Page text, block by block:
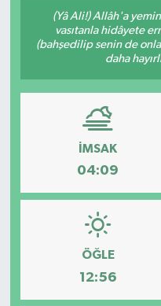
(Yâ Ali!) Allâh'a
vasıtanla hidâyete
(bahşedilip senin de
daha
İMSAK
04:09
ÖĞLE
12:56
MAGAZİN
ÖZEL HABER
RESMİ REKLAM